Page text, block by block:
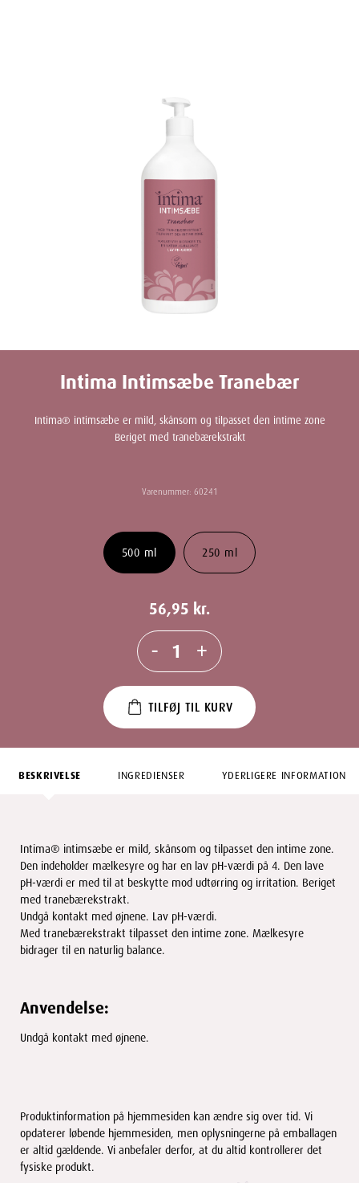
Intima Intimsæbe Tranebær
Intima® intimsæbe er mild, skånsom og tilpasset den intime zone
Beriget med tranebærekstrakt
Varenummer: 60241
500 ml 250 ml
56,95 kr.
- +
TILFØJ TIL KURV
BESKRIVELSE INGREDIENSER YDERLIGERE INFORMATION
Intima® intimsæbe er mild, skånsom og tilpasset den intime zone.
Den indeholder mælkesyre og har en lav pH-værdi på 4. Den lave
pH-værdi er med til at beskytte mod udtørring og irritation. Beriget
med tranebærekstrakt.
Undgå kontakt med øjnene. Lav pH-værdi.
Med tranebærekstrakt tilpasset den intime zone. Mælkesyre
bidrager til en naturlig balance.
Anvendelse:
Undgå kontakt med øjnene.
Produktinformation på hjemmesiden kan ændre sig over tid. Vi
opdaterer løbende hjemmesiden, men oplysningerne på emballagen
er altid gældende. Vi anbefaler derfor, at du altid kontrollerer det
fysiske produkt.